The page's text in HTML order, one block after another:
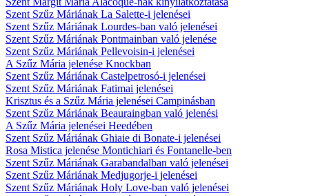
Szent Szűz Máriának La Salette-i jelenései
Szent Szűz Máriának Lourdes-ban való jelenései
Szent Szűz Máriának Pontmainban való jelenése
Szent Szűz Máriának Pellevoisin-i jelenései
A Szűz Mária jelenése Knockban
Szent Szűz Máriának Castelpetrosó-i jelenései
Szent Szűz Máriának Fatimai jelenései
Krisztus és a Szűz Mária jelenései Campinásban
Szent Szűz Máriának Beauraingban való jelenési
A Szűz Mária jelenései Heedében
Szent Szűz Máriának Ghiaie di Bonate-i jelenései
Rosa Mistica jelenése Montichiari és Fontanelle-ben
Szent Szűz Máriának Garabandalban való jelenései
Szent Szűz Máriának Medjugorje-i jelenései
Szent Szűz Máriának Holy Love-ban való jelenései